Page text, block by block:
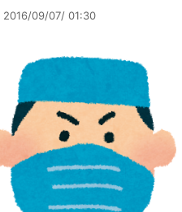
2016/09/07/ 01:30